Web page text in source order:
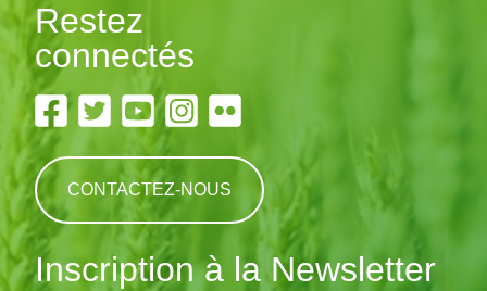
Restez
connectés
CONTACTEZ-NOUS
Inscription à la Newsletter